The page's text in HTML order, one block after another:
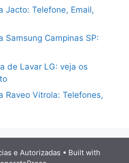
Jacto: Telefone, Email,
Samsung Campinas SP:
de Lavar LG: veja os
Raveo Vitrola: Telefones,
e Autorizadas • Built with